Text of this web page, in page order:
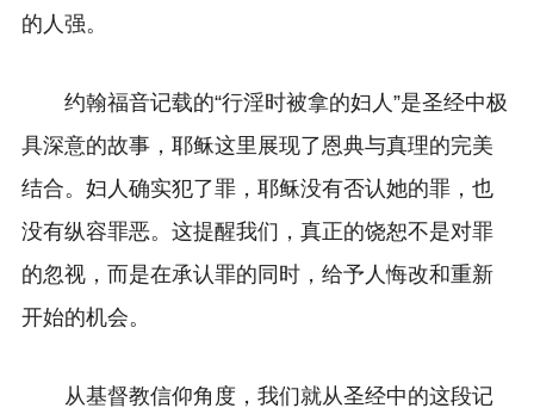
的人强。
约翰福音记载的“行淫时被拿的妇人”是圣经中极
具深意的故事，耶稣这里展现了恩典与真理的完美
结合。妇人确实犯了罪，耶稣没有否认她的罪，也
没有纵容罪恶。这提醒我们，真正的饶恕不是对罪
的忽视，而是在承认罪的同时，给予人悔改和重新
开始的机会。
从基督教信仰角度，我们就从圣经中的这段记